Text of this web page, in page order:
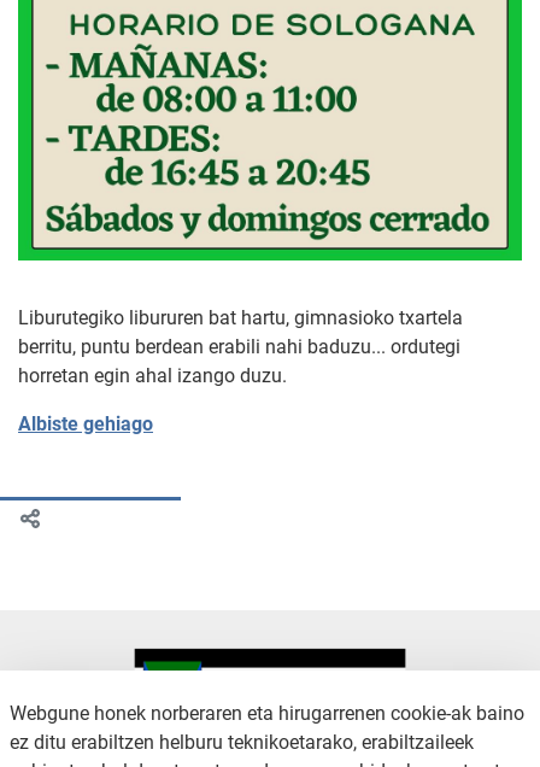
Liburutegiko libururen bat hartu, gimnasioko txartela
berritu, puntu berdean erabili nahi baduzu... ordutegi
horretan egin ahal izango duzu.
Albiste gehiago
Webgune honek norberaren eta hirugarrenen cookie-ak baino
ez ditu erabiltzen helburu teknikoetarako, erabiltzaileek